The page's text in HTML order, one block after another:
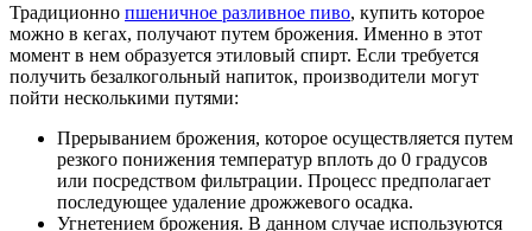
Традиционно пшеничное разливное пиво, купить которое
можно в кегах, получают путем брожения. Именно в этот
момент в нем образуется этиловый спирт. Если требуется
получить безалкогольный напиток, производители могут
пойти несколькими путями:
Прерыванием брожения, которое осуществляется путем
резкого понижения температур вплоть до 0 градусов
или посредством фильтрации. Процесс предполагает
последующее удаление дрожжевого осадка.
Угнетением брожения. В данном случае используются